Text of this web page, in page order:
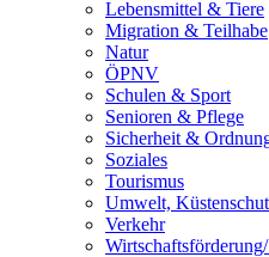
Lebensmittel & Tiere
Migration & Teilhabe
Natur
ÖPNV
Schulen & Sport
Senioren & Pflege
Sicherheit &
Soziales
Tourismus
Umwelt,
Verkehr